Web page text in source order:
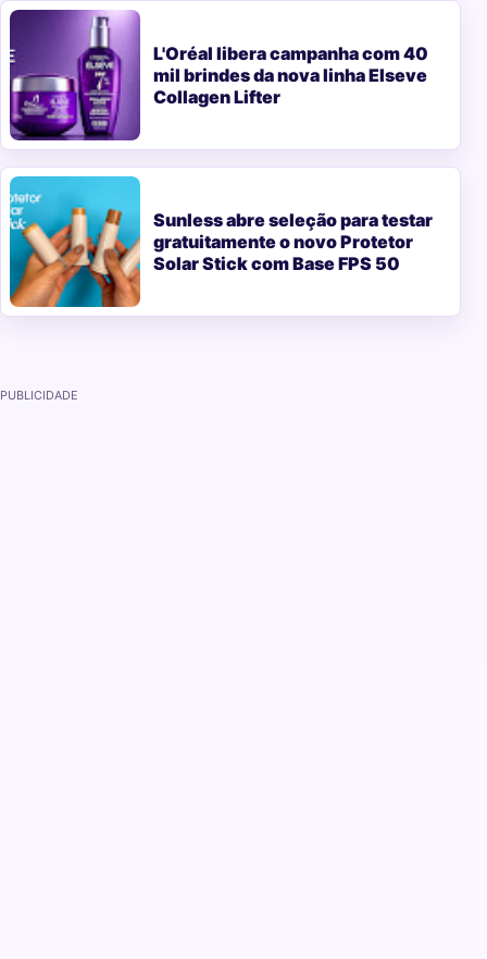
L'Oréal libera campanha com 40
mil brindes da nova linha Elseve
Collagen Lifter
Sunless abre seleção para testar
gratuitamente o novo Protetor
Solar Stick com Base FPS 50
PUBLICIDADE